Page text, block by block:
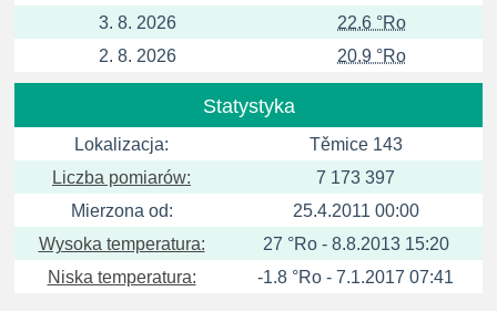
3. 8. 2026
22.6 °Ro
2. 8. 2026
20.9 °Ro
Statystyka
Lokalizacja:
Těmice 143
Liczba pomiarów:
7 173 397
Mierzona od:
25.4.2011 00:00
Wysoka temperatura:
27 °Ro - 8.8.2013 15:20
Niska temperatura:
-1.8 °Ro - 7.1.2017 07:41